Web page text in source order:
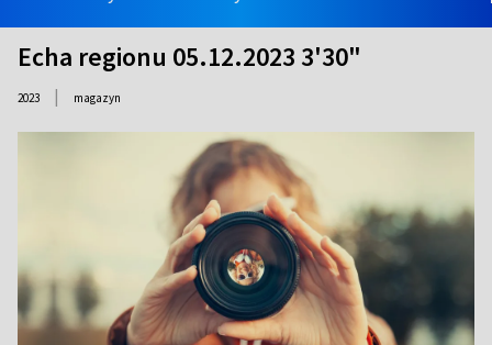
Echa regionu 05.12.2023 3'30"
2023 | magazyn